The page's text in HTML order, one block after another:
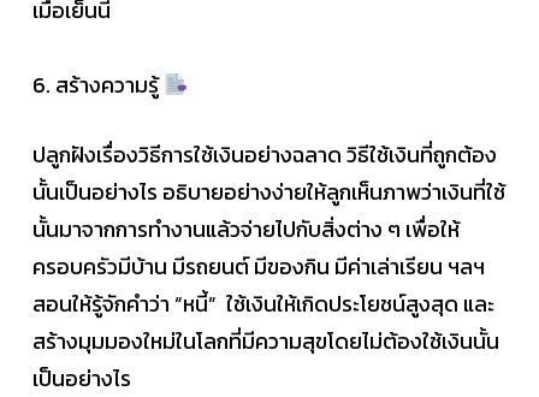
เมื่อเย็นนี้
6. สร้างความรู้
ปลูกฝังเรื่องวิธีการใช้เงินอย่างฉลาด วิธีใช้เงินที่ถูกต้อง
นั้นเป็นอย่างไร อธิบายอย่างง่ายให้ลูกเห็นภาพว่าเงินที่ใช้
นั้นมาจากการทำงานแล้วจ่ายไปกับสิ่งต่าง ๆ เพื่อให้
ครอบครัวมีบ้าน มีรถยนต์ มีของกิน มีค่าเล่าเรียน ฯลฯ
สอนให้รู้จักคำว่า “หนี้” ใช้เงินให้เกิดประโยชน์สูงสุด และ
สร้างมุมมองใหม่ในโลกที่มีความสุขโดยไม่ต้องใช้เงินนั้น
เป็นอย่างไร